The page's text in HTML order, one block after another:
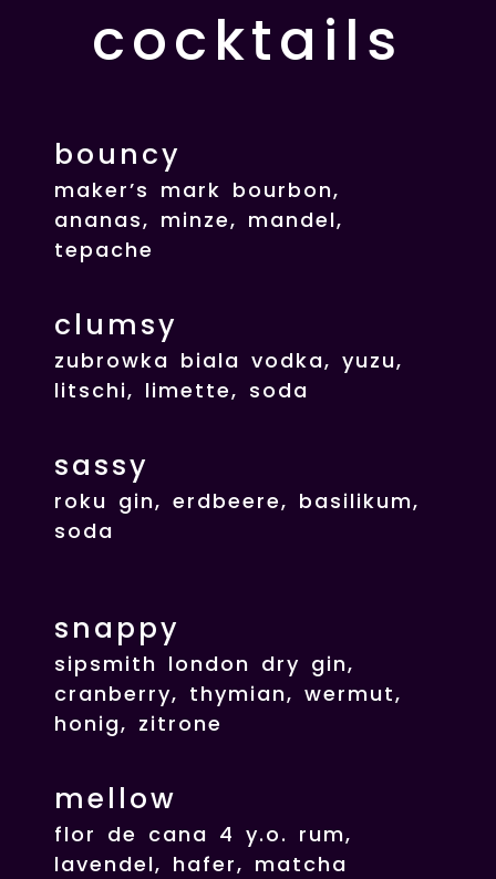
cocktails
bouncy
maker’s mark bourbon,
ananas, minze, mandel,
tepache
clumsy
zubrowka biala vodka, yuzu,
litschi, limette, soda
sassy
roku gin, erdbeere, basilikum,
soda
snappy
sipsmith london dry gin,
cranberry, thymian, wermut,
honig, zitrone
mellow
flor de cana 4 y.o. rum,
lavendel, hafer, matcha